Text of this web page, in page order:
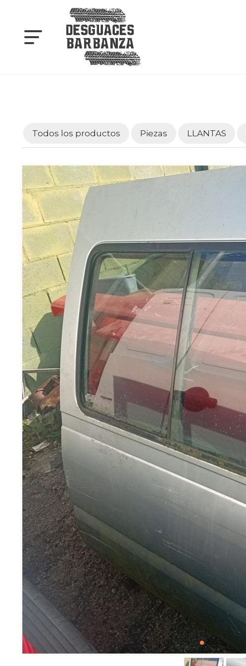
Todos los productos Piezas LLANTAS